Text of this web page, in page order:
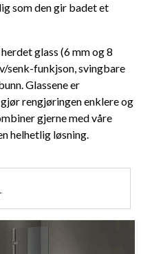
som den gir badet et
glass (6 mm og 8
senk-funkjson, svingbare
Glassene er
rengjøringen enklere og
gjerne med våre
helhetlig løsning.